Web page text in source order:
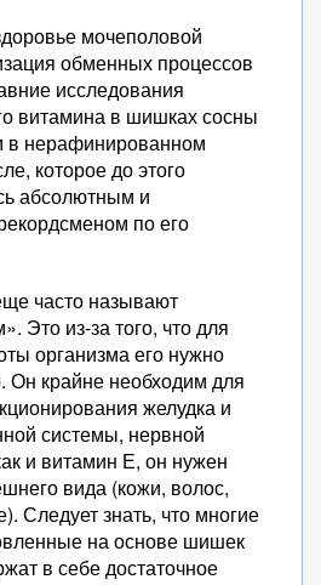
мочеполовой
обменных процессов
исследования
витамина в шишках сосны
нерафинированном
которое до этого
абсолютным и
по его
часто называют
Это из-за того, что для
организма его нужно
Он крайне необходим для
желудка и
системы, нервной
и витамин Е, он нужен
вида (кожи, волос,
Следует знать, что многие
на основе шишек
в себе достаточное